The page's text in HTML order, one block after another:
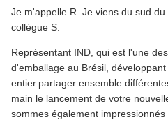
Je m'appelle R. Je viens du sud
collègue S.
Représentant IND, qui est l'une
d'emballage au Brésil,
entier.partager ensemble
main le lancement de votre
sommes également